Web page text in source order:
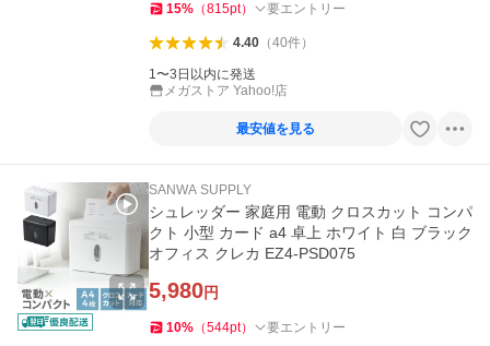
15% （815pt） 要エントリー
4.40（40件）
1〜3日以内に発送
メガストア Yahoo!店
最安値を見る
SANWA SUPPLY
シュレッダー 家庭用 電動 クロスカット コンパ
クト 小型 カード a4 卓上 ホワイト 白 ブラック
オフィス クレカ EZ4-PSD075
5,980円
10% （544pt） 要エントリー